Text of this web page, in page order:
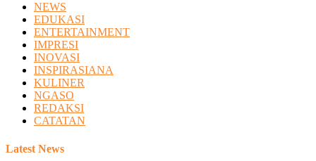
NEWS
EDUKASI
ENTERTAINMENT
IMPRESI
INOVASI
INSPIRASIANA
KULINER
NGASO
REDAKSI
CATATAN
Latest News